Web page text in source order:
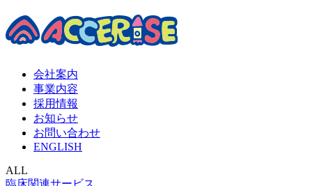
会社案内
事業内容
採用情報
お知らせ
お問い合わせ
ENGLISH
ALL
臨床関連サービス